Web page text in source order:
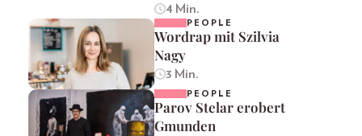
4 Min.
PEOPLE
Wordrap mit Szilvia
Nagy
3 Min.
PEOPLE
Parov Stelar erobert
Gmunden